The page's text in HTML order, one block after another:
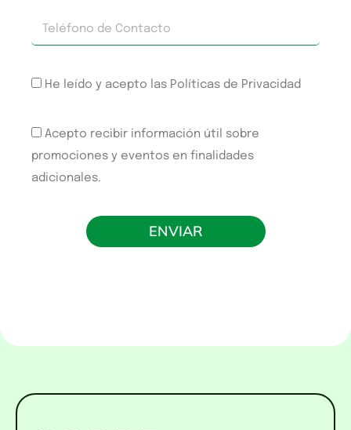
He leído y acepto las Políticas de Privacidad
Acepto recibir información útil sobre
promociones y eventos en finalidades
adicionales.
ENVIAR